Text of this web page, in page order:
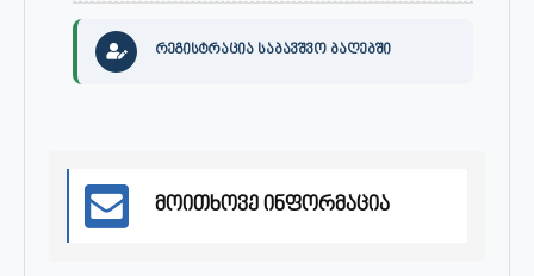
რეგისტრაცია საბავშვო ბაღებში
მოითხოვე ინფორმაცია